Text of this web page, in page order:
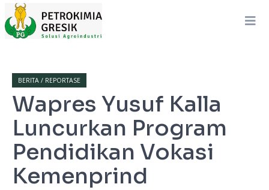
BERITA / REPORTASE
Wapres Yusuf Kalla
Luncurkan Program
Pendidikan Vokasi
Kemenprind